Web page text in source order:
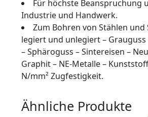
Für höchste Beanspruchung
Industrie und Handwerk.
Zum Bohren von Stählen und
legiert und unlegiert – Grauguss
– Sphäroguss – Sintereisen –
Graphit – NE-Metalle –
N/mm² Zugfestigkeit.
Ähnliche Produkte